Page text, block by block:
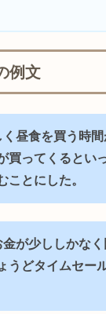
例文
昼食を買う時
買ってくるとい
ことにした。
が少ししかな
うどタイムセー